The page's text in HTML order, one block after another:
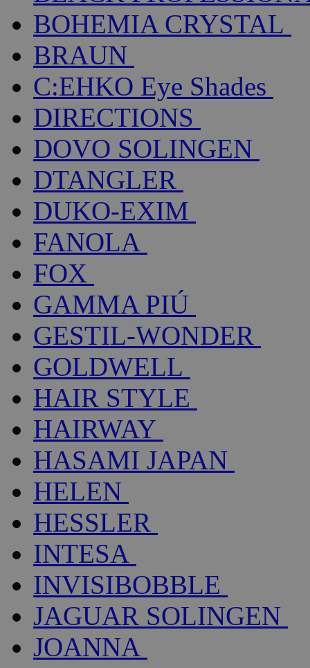
BOHEMIA CRYSTAL
BRAUN
C:EHKO Eye Shades
DIRECTIONS
DOVO SOLINGEN
DTANGLER
DUKO-EXIM
FANOLA
FOX
GAMMA PIÚ
GESTIL-WONDER
GOLDWELL
HAIR STYLE
HAIRWAY
HASAMI JAPAN
HELEN
HESSLER
INTESA
INVISIBOBBLE
JAGUAR SOLINGEN
JOANNA